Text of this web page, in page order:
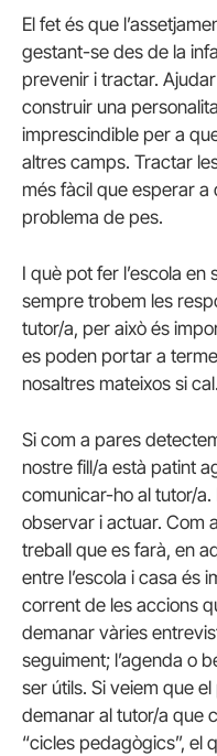
El fet és que
gestant-se des de la
prevenir i tractar.
construir una
imprescindible per a
altres camps. Tractar
més fàcil que esperar
problema de pes.
I què pot fer l’escola
sempre trobem les
tutor/a, per això és
es poden portar a
nosaltres mateixos si cal.
Si com a pares
nostre fill/a està patint
comunicar-ho al tutor/
observar i actuar. Com
treball que es farà, en
entre l’escola i casa és
corrent de les accions
demanar vàries
seguiment; l’agenda o
ser útils. Si veiem que
demanar al tutor/a que
“cicles pedagògics”, el